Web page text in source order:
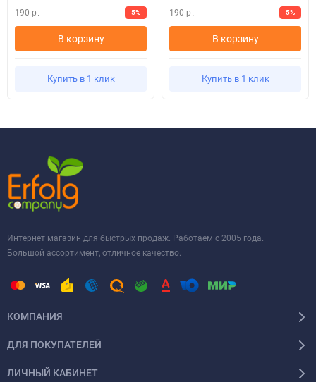
190р. 5%
В корзину
Купить в 1 клик
190р. 5%
В корзину
Купить в 1 клик
Интернет магазин для быстрых продаж. Работаем с 2005 года.
Большой ассортимент, отличное качество.
КОМПАНИЯ
ДЛЯ ПОКУПАТЕЛЕЙ
ЛИЧНЫЙ КАБИНЕТ